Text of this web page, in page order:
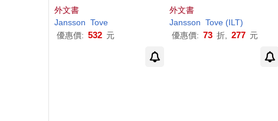
外文書
Jansson Tove
優惠價: 532 元
外文書
Jansson Tove(ILT)
優惠價: 73 折, 277 元